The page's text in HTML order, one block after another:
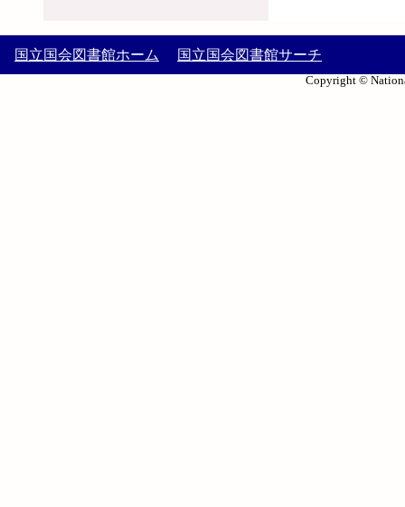
国立国会図書館ホーム 国立国会図書館サーチ
Copyright ©